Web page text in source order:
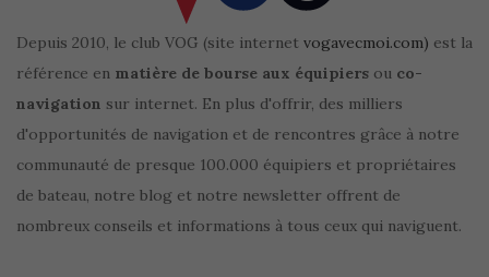
Depuis 2010, le club VOG (site internet vogavecmoi.com) est la
référence en matière de bourse aux équipiers ou co-
navigation sur internet. En plus d'offrir, des milliers
d'opportunités de navigation et de rencontres grâce à notre
communauté de presque 100.000 équipiers et propriétaires
de bateau, notre blog et notre newsletter offrent de
nombreux conseils et informations à tous ceux qui naviguent.